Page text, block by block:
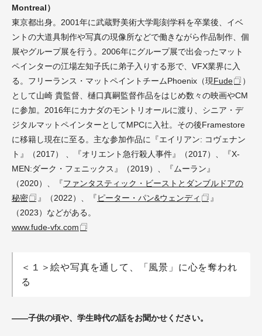
Montreal）
東京都出身。2001年に武蔵野美術大学彫刻学科を卒業後、イベ
ントの大道具制作や写真の現像所などで働きながら作品制作、個
展やグループ展を行う。2006年にグループ展で出会ったマット
ペインターの江場左知子氏に弟子入りする形で、VFX業界に入
る。フリーランス・マットペイントチームPhoenix（現Fude
）
として山崎 貴監督、樋口真嗣監督作品をはじめ数々の映画やCM
に参加。2016年にカナダのモントリオールに渡り、シニア・デ
ジタルマットペインターとしてMPCに入社。その後Framestore
に移籍し現在に至る。主な参加作品に『エイリアン: コヴェナン
ト』（2017） 、『オリエント急行殺人事件』（2017）、『X-
MEN:ダーク・フェニックス』（2019）、『ムーラン』
（2020）、『ファンタスティック・ビーストとダンブルドアの
秘密
』（2022）、『ピーター・パン&ウェンディ
』
（2023）などがある。
www.fude-vfx.com
＜１＞絵や写真を通して、「風景」に心を奪われ
る
――子供の頃や、学生時代の話をお聞かせください。